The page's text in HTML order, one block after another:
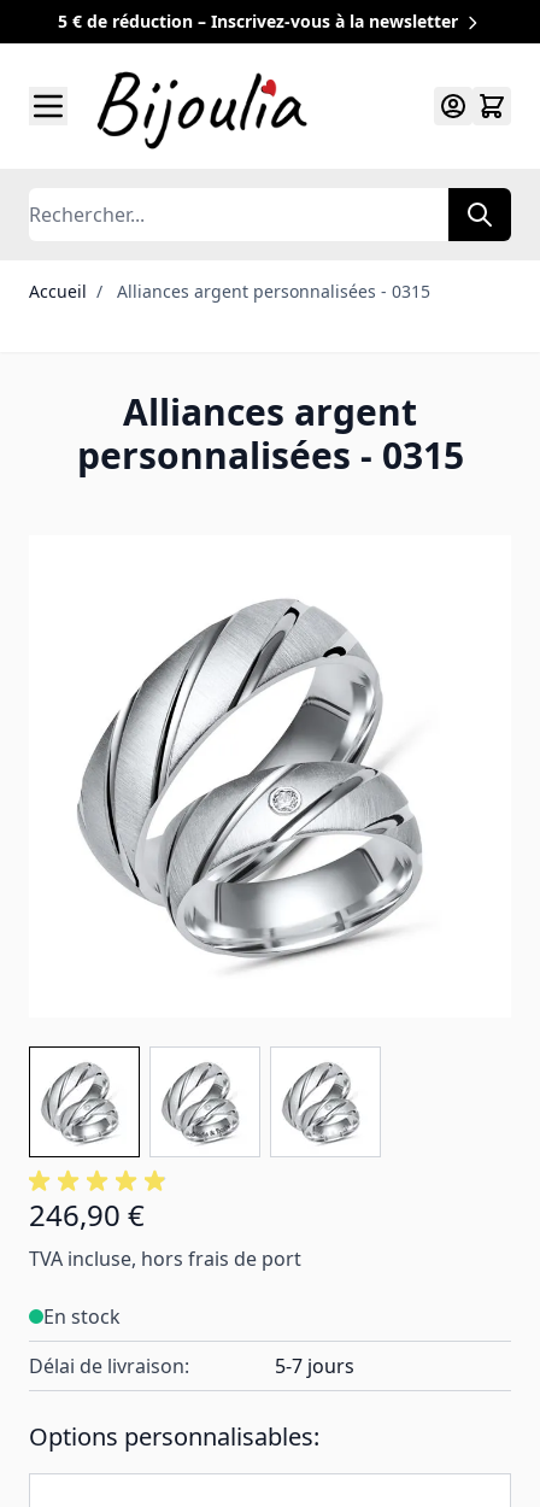
5 € de réduction – Inscrivez-vous à la newsletter
Rechercher
Accueil / Alliances argent personnalisées - 0315
Alliances argent
personnalisées - 0315
246,90 €
TVA incluse, hors frais de port
En stock
Délai de livraison:
5-7 jours
Options personnalisables: